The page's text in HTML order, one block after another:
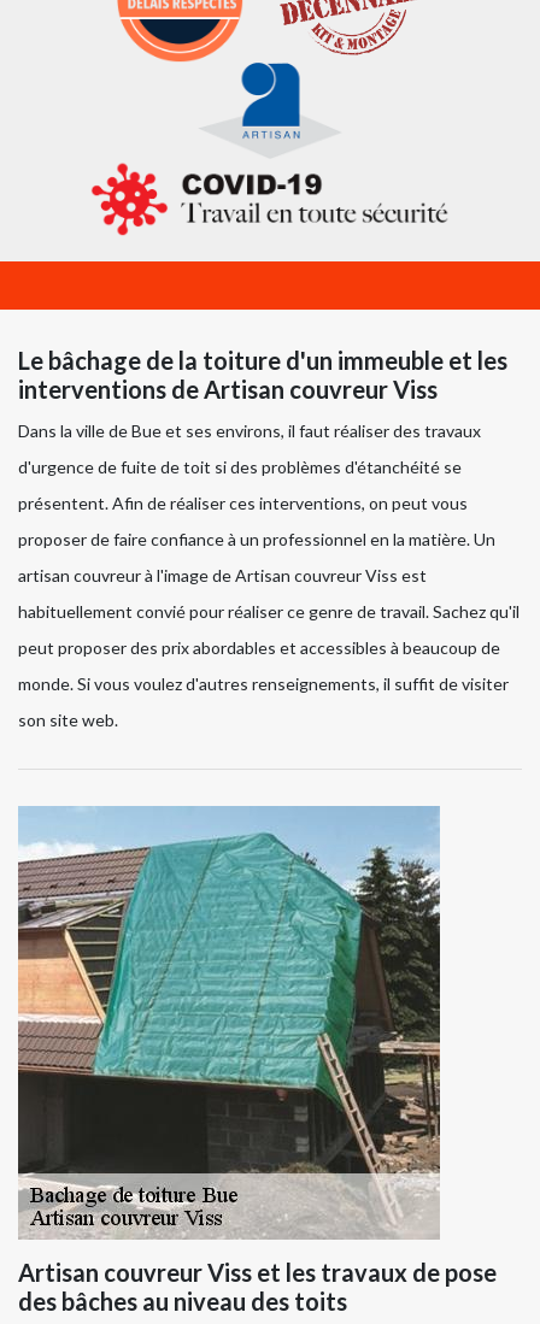
Le bâchage de la toiture d'un immeuble et les
interventions de Artisan couvreur Viss
Dans la ville de Bue et ses environs, il faut réaliser des travaux
d'urgence de fuite de toit si des problèmes d'étanchéité se
présentent. Afin de réaliser ces interventions, on peut vous
proposer de faire confiance à un professionnel en la matière. Un
artisan couvreur à l'image de Artisan couvreur Viss est
habituellement convié pour réaliser ce genre de travail. Sachez qu'il
peut proposer des prix abordables et accessibles à beaucoup de
monde. Si vous voulez d'autres renseignements, il suffit de visiter
son site web.
Artisan couvreur Viss et les travaux de pose
des bâches au niveau des toits